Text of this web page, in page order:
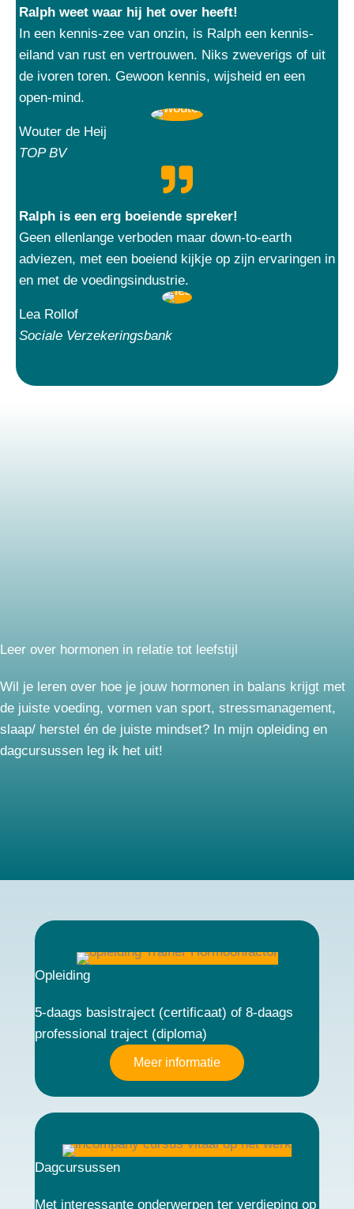
Ralph weet waar hij het over heeft!
In een kennis-zee van onzin, is Ralph een kennis-
eiland van rust en vertrouwen. Niks zweverigs of uit
de ivoren toren. Gewoon kennis, wijsheid en een
open-mind.
Wouter de Heij
TOP BV
Ralph is een erg boeiende spreker!
Geen ellenlange verboden maar down-to-earth
adviezen, met een boeiend kijkje op zijn ervaringen in
en met de voedingsindustrie.
Lea Rollof
Sociale Verzekeringsbank
Leer over hormonen in relatie tot leefstijl
Wil je leren over hoe je jouw hormonen in balans krijgt met
de juiste voeding, vormen van sport, stressmanagement,
slaap/ herstel én de juiste mindset? In mijn opleiding en
dagcursussen leg ik het uit!
Opleiding
5-daags basistraject (certificaat) of 8-daags
professional traject (diploma)
Meer informatie
Dagcursussen
Met interessante onderwerpen ter verdieping op